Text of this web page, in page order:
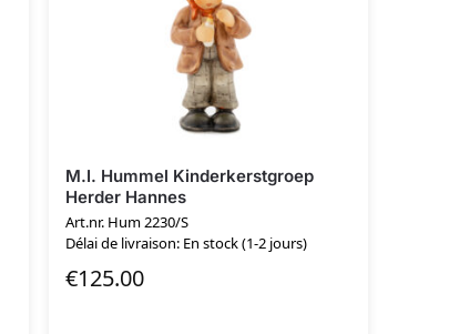
M.I. Hummel Kinderkerstgroep
Herder Hannes
Art.nr. Hum 2230/S
Délai de livraison: En stock (1-2 jours)
€125.00